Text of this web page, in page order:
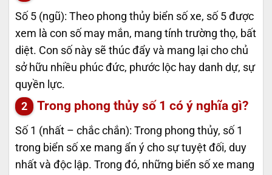
Số 5 (ngũ): Theo phong thủy biển số xe, số 5 được
xem là con số may mắn, mang tính trường thọ, bất
diệt. Con số này sẽ thúc đẩy và mang lại cho chủ
sở hữu nhiều phúc đức, phước lộc hay danh dự, sự
quyền lực.
Trong phong thủy số 1 có ý nghĩa gì?
Số 1 (nhất – chắc chắn): Trong phong thủy, số 1
trong biển số xe mang ẩn ý cho sự tuyệt đối, duy
nhất và độc lập. Trong đó, những biển số xe mang